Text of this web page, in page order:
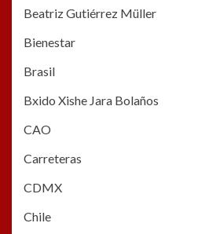
Beatriz Gutiérrez Müller
Bienestar
Brasil
Bxido Xishe Jara Bolaños
CAO
Carreteras
CDMX
Chile